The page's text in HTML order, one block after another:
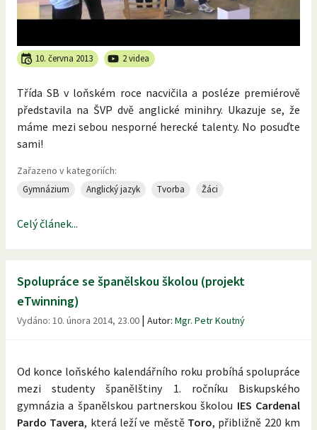
10. června 2013 2 videa
Třída SB v loňském roce nacvičila a posléze premiérově
představila na ŠVP dvě anglické minihry. Ukazuje se, že
máme mezi sebou nesporné herecké talenty. No posuďte
sami!
Zařazeno v kategoriích:
Gymnázium Anglický jazyk Tvorba Žáci
Celý článek...
Spolupráce se španělskou školou (projekt
eTwinning)
Vydáno: 10. února 2014, 23.00 | Autor: Mgr. Petr Koutný
Od konce loňského kalendářního roku probíhá spolupráce
mezi studenty španělštiny 1. ročníku Biskupského
gymnázia a španělskou partnerskou školou IES Cardenal
Pardo Tavera, která leží ve městě Toro, přibližně 220 km